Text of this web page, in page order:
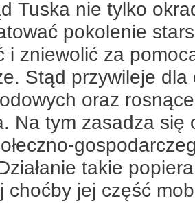
Tuska nie tylko
pokolenie
i zniewolić za
Stąd przywileje
oraz
Na tym zasadza się
takie
choćby jej część